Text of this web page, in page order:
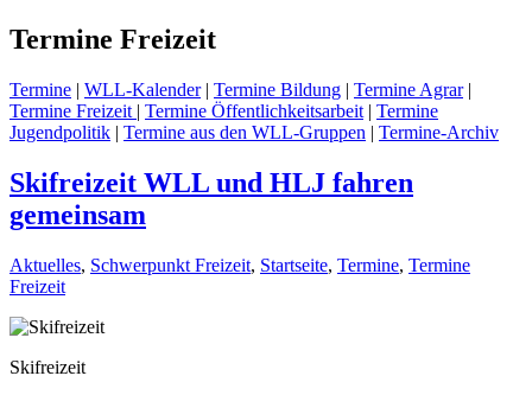
Termine Freizeit
Termine | WLL-Kalender| Termine Bildung | Termine Agrar|
Termine Freizeit | Termine Öffentlichkeitsarbeit | Termine
Jugendpolitik | Termine aus den WLL-Gruppen | Termine-Archiv
Skifreizeit WLL und HLJ fahren
gemeinsam
Aktuelles, Schwerpunkt Freizeit, Startseite, Termine, Termine
Freizeit
Skifreizeit